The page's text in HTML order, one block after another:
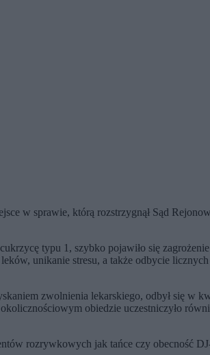
w sprawie, którą rozstrzygnął Sąd
typu 1, szybko pojawiło się
unikanie stresu, a także odbycie
zwolnienia lekarskiego, odbył się w
obiedzie uczestniczyło
rozrywkowych jak tańce czy obecność